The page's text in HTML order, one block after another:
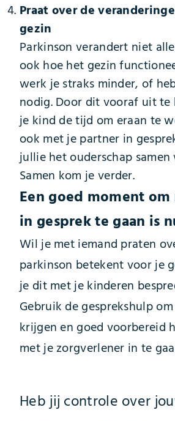
Praat over de
gezin
Parkinson verandert niet
ook hoe het gezin
werk je straks minder, of
nodig. Door dit vooraf uit te
je kind de tijd om eraan te
ook met je partner in
jullie het ouderschap samen
Samen kom je verder.
Een goed moment
in gesprek te gaan is
Wil je met iemand praten
parkinson betekent voor je
je dit met je kinderen
Gebruik de gesprekshulp
krijgen en goed voorbereid
met je zorgverlener in te
Heb jij controle over